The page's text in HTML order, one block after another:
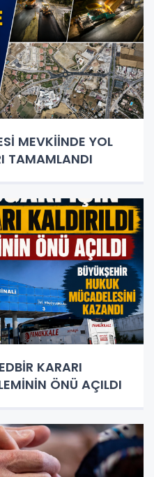
MEVKİİNDE YOL
TAMAMLANDI
KARARI
ÖNÜ AÇILDI